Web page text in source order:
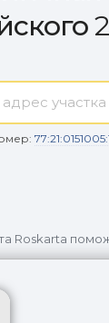
Roskarta